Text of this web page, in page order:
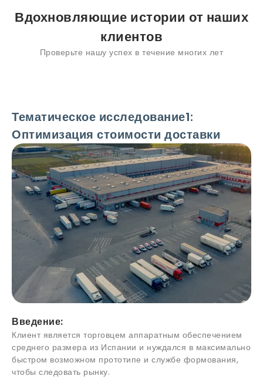
Вдохновляющие истории от наших
клиентов
Проверьте нашу успех в течение многих лет
Тематическое исследование1:
Оптимизация стоимости доставки
Введение:
Клиент является торговцем аппаратным обеспечением
среднего размера из Испании и нуждался в максимально
быстром возможном прототипе и службе формования,
чтобы следовать рынку.